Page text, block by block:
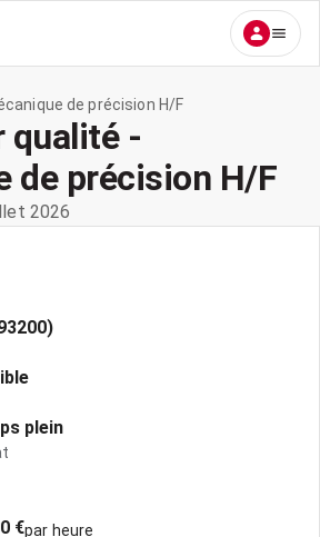
de précision H/F
qualité -
de précision H/F
2026
plein
€par heure